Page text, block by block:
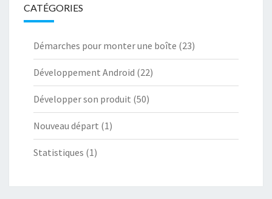
CATÉGORIES
Démarches pour monter une boîte (23)
Développement Android (22)
Développer son produit (50)
Nouveau départ (1)
Statistiques (1)